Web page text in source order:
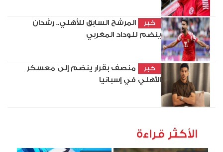
خبر
المرشح السابق للأهلي.. رشدان
ينضم للوداد المغربي
خبر
منصف بقرار ينضم إلى معسكر
الأهلي في إسبانيا
الأكثر قراءة